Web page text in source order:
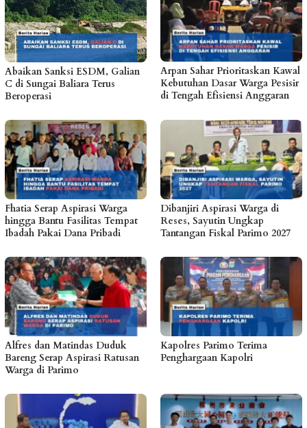
Abaikan Sanksi ESDM, Galian
C di Sungai Baliara Terus
Beroperasi
Arpan Sahar Prioritaskan Kawal
Kebutuhan Dasar Warga Pesisir
di Tengah Efisiensi Anggaran
Fhatia Serap Aspirasi Warga
hingga Bantu Fasilitas Tempat
Ibadah Pakai Dana Pribadi
Dibanjiri Aspirasi Warga di
Reses, Sayutin Ungkap
Tantangan Fiskal Parimo 2027
Alfres dan Matindas Duduk
Bareng Serap Aspirasi Ratusan
Warga di Parimo
Kapolres Parimo Terima
Penghargaan Kapolri